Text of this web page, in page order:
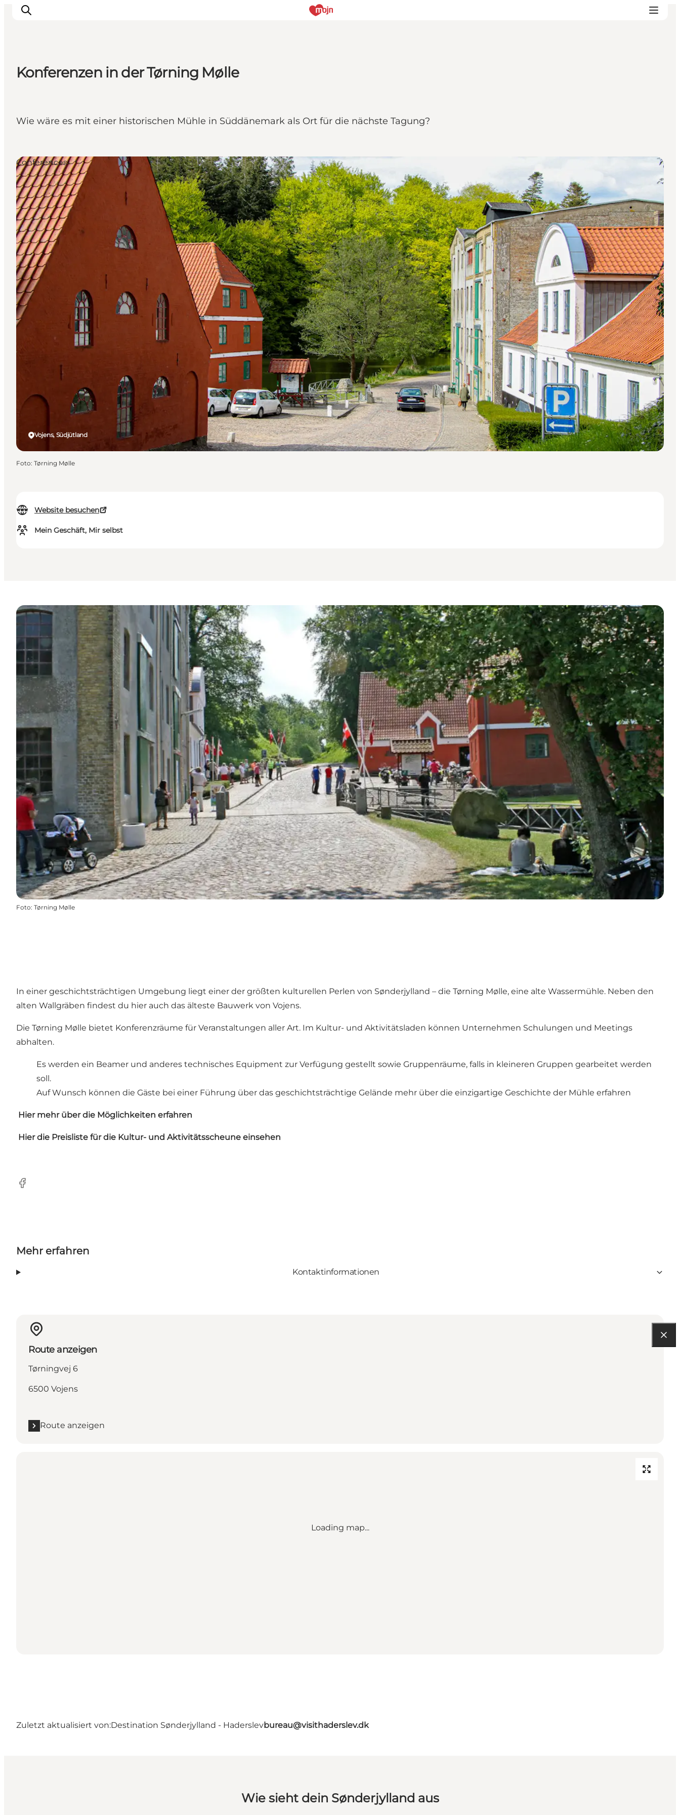
Events
Booking
Konferenzen in der Tørning Mølle
Wie wäre es mit einer historischen Mühle in Süddänemark als Ort für die nächste Tagung?
Website besuchen
Mein Geschäft, Mir selbst
Vojens, Südjütland
Conferences
Foto: Tørning Mølle
Foto: Tørning Mølle
In einer geschichtsträchtigen Umgebung liegt einer der größten kulturellen Perlen von Sønderjylland – die Tørning Mølle, eine alte Wassermühle. Neben den
alten Wallgräben findest du hier auch das älteste Bauwerk von Vojens.
Die Tørning Mølle bietet Konferenzräume für Veranstaltungen aller Art. Im Kultur- und Aktivitätsladen können Unternehmen Schulungen und Meetings
abhalten.
Es werden ein Beamer und anderes technisches Equipment zur Verfügung gestellt sowie Gruppenräume, falls in kleineren Gruppen gearbeitet werden
soll.
Auf Wunsch können die Gäste bei einer Führung über das geschichtsträchtige Gelände mehr über die einzigartige Geschichte der Mühle erfahren
Hier mehr über die Möglichkeiten erfahren
Hier die Preisliste für die Kultur- und Aktivitätsscheune einsehen
Facebook
Mehr erfahren
Kontaktinformationen
Route anzeigen
Tørningvej 6
6500 Vojens
Route anzeigen
Loading map...
Zuletzt aktualisiert von:Destination Sønderjylland - Haderslevbureau@visithaderslev.dk
Wie sieht dein Sønderjylland aus